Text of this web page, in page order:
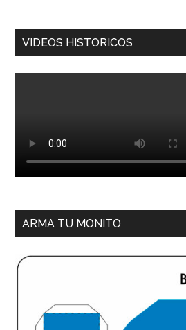
VIDEOS HISTORICOS
ARMA TU MONITO